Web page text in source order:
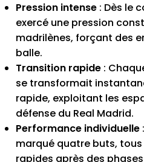
Pression intense : Dès le
exercé une pression
madrilènes, forçant des
balle.
Transition rapide :
se transformait
rapide, exploitant les
défense du Real Madrid.
Performance individuelle
marqué quatre buts,
rapides après des